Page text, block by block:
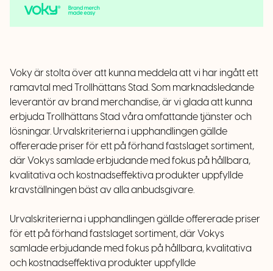
Voky är stolta över att kunna meddela att vi har ingått ett
ramavtal med Trollhättans Stad. Som marknadsledande
leverantör av brand merchandise, är vi glada att kunna
erbjuda Trollhättans Stad våra omfattande tjänster och
lösningar. Urvalskriterierna i upphandlingen gällde
offererade priser för ett på förhand fastslaget sortiment,
där Vokys samlade erbjudande med fokus på hållbara,
kvalitativa och kostnadseffektiva produkter uppfyllde
kravställningen bäst av alla anbudsgivare.
Urvalskriterierna i upphandlingen gällde offererade priser
för ett på förhand fastslaget sortiment, där Vokys
samlade erbjudande med fokus på hållbara, kvalitativa
och kostnadseffektiva produkter uppfyllde